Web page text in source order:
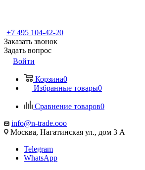
+7 495 104-42-20
Заказать звонок
Задать вопрос
Войти
Корзина0
Избранные товары0
Сравнение товаров0
info@n-trade.ooo
Москва, Нагатинская ул., дом 3 А
Telegram
WhatsApp